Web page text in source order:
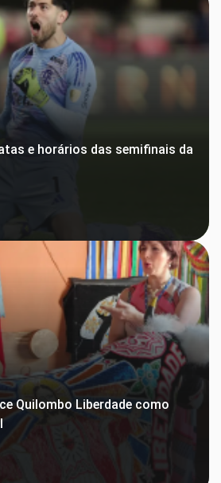
e horários das semifinais da
Quilombo Liberdade como